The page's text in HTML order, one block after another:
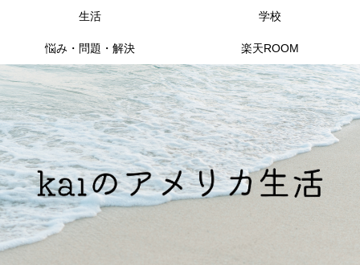
生活 学校
悩み・問題・解決 楽天ROOM